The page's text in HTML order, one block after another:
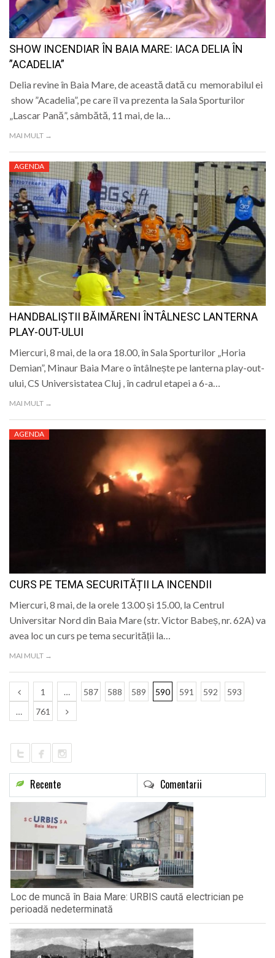
SHOW INCENDIAR ÎN BAIA MARE: IACA DELIA ÎN
”ACADELIA”
Delia revine în Baia Mare, de această dată cu memorabilul ei
show ”Acadelia”, pe care îl va prezenta la Sala Sporturilor
„Lascar Pană”, sâmbătă, 11 mai, de la…
MAI MULT →
AGENDA
HANDBALIȘTII BĂIMĂRENI ÎNTÂLNESC LANTERNA
PLAY-OUT-ULUI
Miercuri, 8 mai, de la ora 18.00, în Sala Sporturilor „Horia
Demian”, Minaur Baia Mare o întâlnește pe lanterna play-out-
ului, CS Universistatea Cluj , în cadrul etapei a 6-a…
MAI MULT →
AGENDA
CURS PE TEMA SECURITĂȚII LA INCENDII
Miercuri, 8 mai, de la orele 13.00 și 15.00, la Centrul
Universitar Nord din Baia Mare (str. Victor Babeș, nr. 62A) va
avea loc un curs pe tema securității la…
MAI MULT →
1 … 587 588 589 590 591 592
593
…
761
Recente Comentarii
Loc de muncă în Baia Mare: URBIS caută electrician pe
perioadă nedeterminată